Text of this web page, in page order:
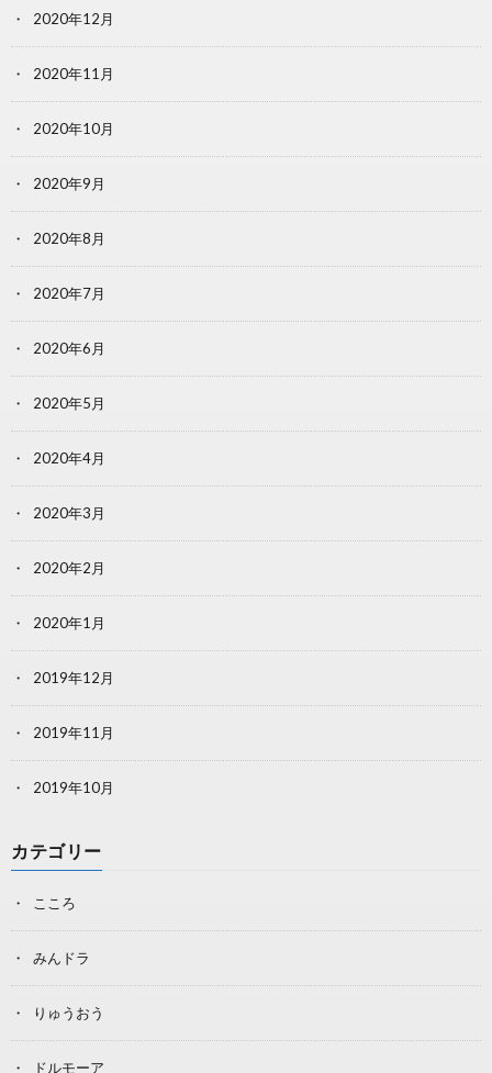
2020年12月
2020年11月
2020年10月
2020年9月
2020年8月
2020年7月
2020年6月
2020年5月
2020年4月
2020年3月
2020年2月
2020年1月
2019年12月
2019年11月
2019年10月
カテゴリー
こころ
みんドラ
りゅうおう
ドルモーア